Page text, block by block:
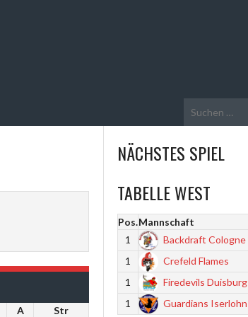
A
Str
NÄCHSTES SPIEL
TABELLE WEST
Pos.Mannschaft
1
Backdraft Cologne
1
Crefeld Flames
1
Firedevils Duisburg
1
Guardians Iserlohn